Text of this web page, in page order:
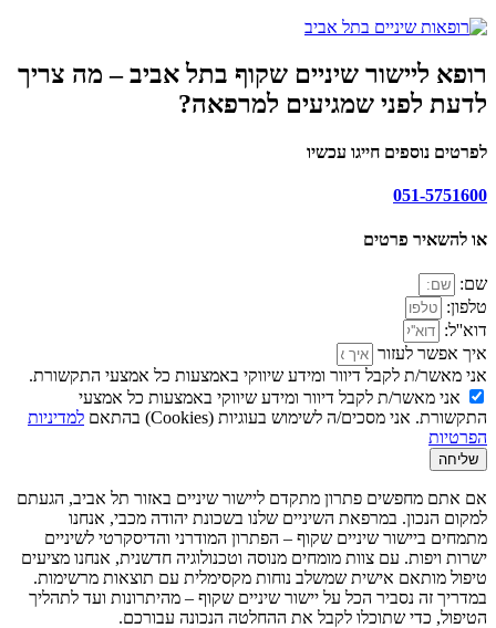
רופא ליישור שיניים שקוף בתל אביב – מה צריך
לדעת לפני שמגיעים למרפאה?
לפרטים נוספים חייגו עכשיו
051-5751600
או להשאיר פרטים
שם:
טלפון:
דוא''ל:
איך אפשר לעזור
אני מאשר/ת לקבל דיוור ומידע שיווקי באמצעות כל אמצעי התקשורת.
אני מאשר/ת לקבל דיוור ומידע שיווקי באמצעות כל אמצעי
התקשורת. אני מסכים/ה לשימוש בעוגיות (Cookies) בהתאם
למדיניות
הפרטיות
שליחה
אם אתם מחפשים פתרון מתקדם ליישור שיניים באזור תל אביב, הגעתם
למקום הנכון. במרפאת השיניים שלנו בשכונת יהודה מכבי, אנחנו
מתמחים ביישור שיניים שקוף – הפתרון המודרני והדיסקרטי לשיניים
ישרות ויפות. עם צוות מומחים מנוסה וטכנולוגיה חדשנית, אנחנו מציעים
טיפול מותאם אישית שמשלב נוחות מקסימלית עם תוצאות מרשימות.
במדריך זה נסביר הכל על יישור שיניים שקוף – מהיתרונות ועד לתהליך
הטיפול, כדי שתוכלו לקבל את ההחלטה הנכונה עבורכם.